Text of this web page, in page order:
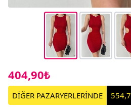
404,90₺
DİĞER PAZARYERLERİNDE